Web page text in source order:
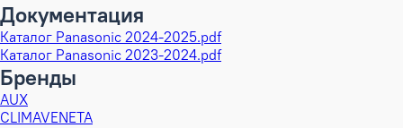
Документация
Каталог Panasonic 2024-2025.pdf
Каталог Panasonic 2023-2024.pdf
Бренды
AUX
CLIMAVENETA